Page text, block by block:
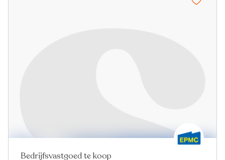
Bedrijfsvastgoed te koop